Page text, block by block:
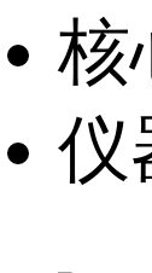
核
仪